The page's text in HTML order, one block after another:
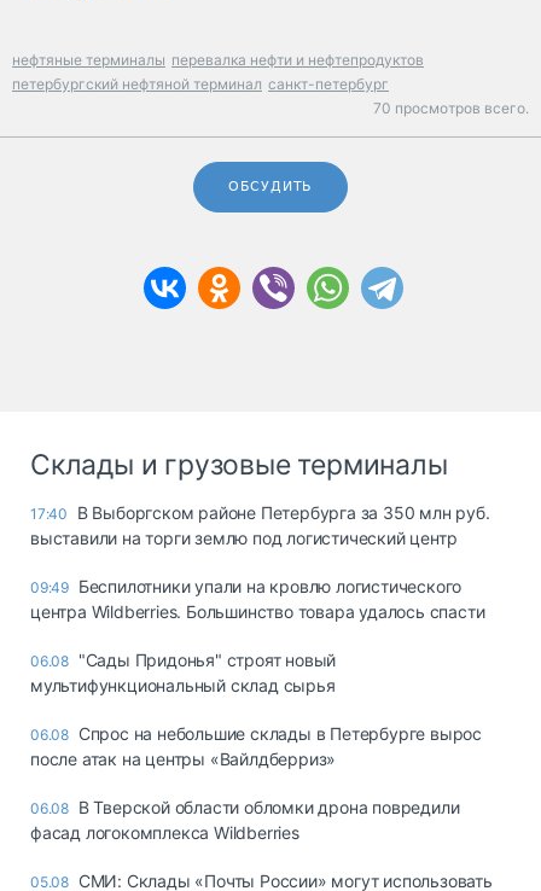
нефтяные терминалы перевалка нефти и нефтепродуктов
петербургский нефтяной терминал санкт-петербург
70 просмотров всего.
ОБСУДИТЬ
Склады и грузовые терминалы
17:40
В Выборгском районе Петербурга за 350 млн руб.
выставили на торги землю под логистический центр
09:49 Беспилотники упали на кровлю логистического
центра Wildberries. Большинство товара удалось спасти
06.08 "Сады Придонья" строят новый
мультифункциональный склад сырья
06.08 Спрос на небольшие склады в Петербурге вырос
после атак на центры «Вайлдберриз»
06.08 В Тверской области обломки дрона повредили
фасад логокомплекса Wildberries
05.08 СМИ: Склады «Почты России» могут использовать